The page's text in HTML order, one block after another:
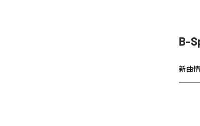
B-
新曲